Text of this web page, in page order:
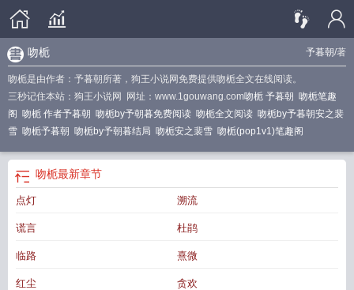
予暮朝/著
吻栀
吻栀是由作者：予暮朝所著，狗王小说网免费提供吻栀全文在线阅读。
三秒记住本站：狗王小说网 网址：www.1gouwang.com吻栀 予暮朝 吻栀笔趣
阁 吻栀 作者予暮朝 吻栀by予朝暮免费阅读 吻栀全文阅读 吻栀by予暮朝安之裴
雪 吻栀予暮朝 吻栀by予朝暮结局 吻栀安之裴雪 吻栀(pop1v1)笔趣阁
吻栀最新章节
点灯 溯流
谎言 杜鹃
临路 熹微
红尘 贪欢